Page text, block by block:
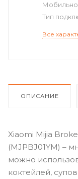
Тип
Все
ОПИСАНИЕ
Xiaomi Mijia
(MJPBJ01YM) –
можно
коктейлей,